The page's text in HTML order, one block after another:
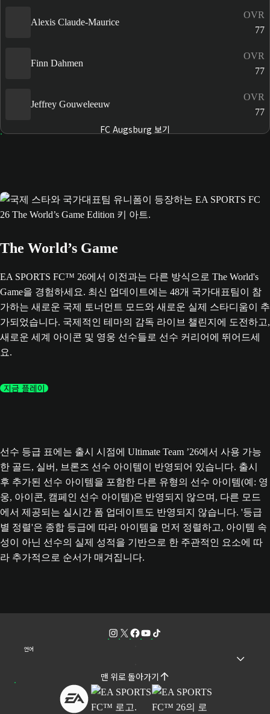
Alexis Claude-Maurice
OVR
77
Finn Dahmen
OVR
77
Jeffrey Gouweleeuw
OVR
77
FC Augsburg 보기
The World’s Game
EA SPORTS FC™ 26에서 이전과는 다른 방식으로 The World's
Game을 경험하세요. 최신 업데이트에는 48개 국가대표팀이 참
가하는 새로운 국제 토너먼트 모드와 새로운 실제 스타디움이 추
가되었습니다. 국제적인 테마의 감독 라이브 챌린지에 도전하고,
새로운 세계 아이콘 및 영웅 선수들로 선수 커리어에 뛰어드세
요.
지금 플레이
선수 등급 표에는 출시 시점에 Ultimate Team ’26에서 사용 가능
한 골드, 실버, 브론즈 선수 아이템이 반영되어 있습니다. 출시
후 추가된 선수 아이템을 포함한 다른 유형의 선수 아이템(예: 영
웅, 아이콘, 캠페인 선수 아이템)은 반영되지 않으며, 다른 모드
에서 제공되는 실시간 폼 업데이트도 반영되지 않습니다. '등급
별 정렬'은 종합 등급에 따라 아이템을 먼저 정렬하고, 아이템 속
성이 아닌 선수의 실제 성적을 기반으로 한 주관적인 요소에 따
라 추가적으로 순서가 매겨집니다.
언어
맨 위로 돌아가기